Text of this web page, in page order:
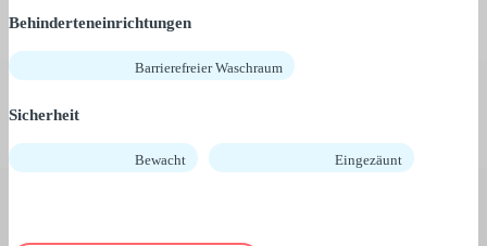
Behinderteneinrichtungen
Barrierefreier Waschraum
Sicherheit
Bewacht Eingezäunt